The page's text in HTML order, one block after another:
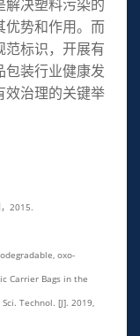
解决塑料污染的
优势和作用。而
范标识，开展有
包装行业健康发
效治理的关键举
2015.
oxo-
Carrier Bags in the
Technol. [J]. 2019,